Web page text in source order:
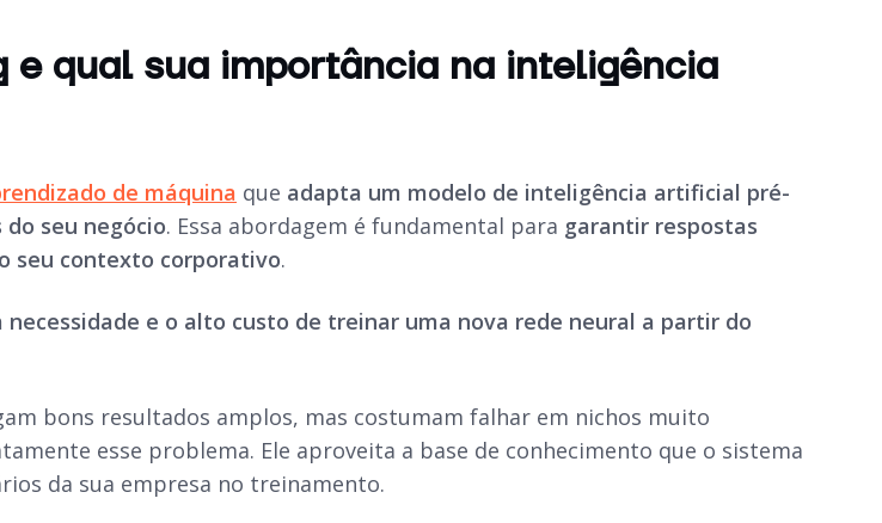
e qual sua importância na inteligência
de máquina que adapta um modelo de inteligência artificial pré-
seu negócio. Essa abordagem é fundamental para garantir respostas
seu contexto corporativo.
necessidade e o alto custo de treinar uma nova rede neural a partir do
bons resultados amplos, mas costumam falhar em nichos muito
esse problema. Ele aproveita a base de conhecimento que o sistema
da sua empresa no treinamento.